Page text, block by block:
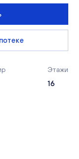
Этажи
16